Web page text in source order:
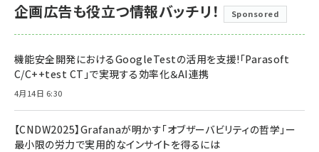
企画広告も役立つ情報バッチリ！ Sponsored
機能安全開発におけるGoogleTestの活用を支援!「Parasoft
C/C++test CT」で実現する効率化＆AI連携
4月14日 6:30
【CNDW2025】Grafanaが明かす「オブザーバビリティの哲学」ー
最小限の労力で実用的なインサイトを得るには